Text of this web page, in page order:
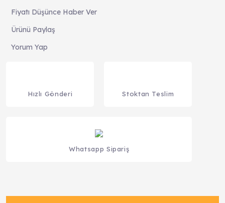
Fiyatı Düşünce Haber Ver
Ürünü Paylaş
Yorum Yap
Hızlı Gönderi Stoktan Teslim
Whatsapp Sipariş